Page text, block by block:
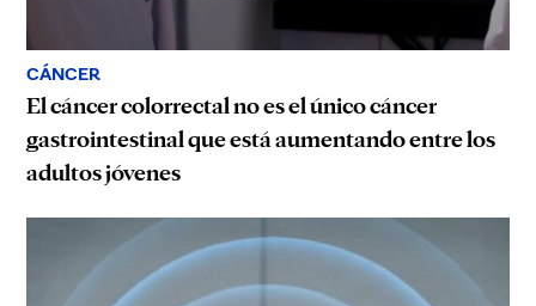
CÁNCER
El cáncer colorrectal no es el único cáncer
gastrointestinal que está aumentando entre los
adultos jóvenes